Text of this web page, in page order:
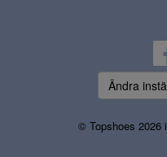
Ändra
© Topshoes 2026